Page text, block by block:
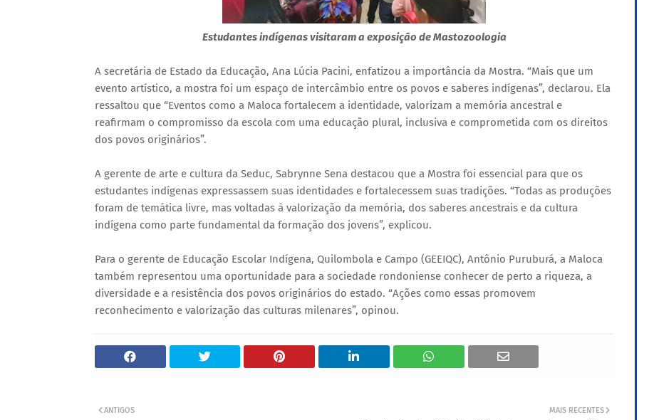
Estudantes indígenas visitaram a exposição de Mastozoologia
A secretária de Estado da Educação, Ana Lúcia Pacini, enfatizou a importância da Mostra. “Mais que um
evento artístico, a mostra foi um espaço de intercâmbio entre os povos e saberes indígenas”, declarou. Ela
ressaltou que “Eventos como a Maloca fortalecem a identidade, valorizam a memória ancestral e
reafirmam o compromisso da escola com uma educação plural, inclusiva e comprometida com os direitos
dos povos originários”.
A gerente de arte e cultura da Seduc, Sabrynne Sena destacou que a Mostra foi essencial para que os
estudantes indígenas expressassem suas identidades e fortalecessem suas tradições. “Todas as produções
foram de temática livre, mas voltadas à valorização da memória, dos saberes ancestrais e da cultura
indígena como parte fundamental da formação dos jovens”, explicou.
Para o gerente de Educação Escolar Indígena, Quilombola e Campo (GEEIQC), Antônio Puruburá, a Maloca
também representou uma oportunidade para a sociedade rondoniense conhecer de perto a riqueza, a
diversidade e a resistência dos povos originários do estado. “Ações como essas promovem
reconhecimento e valorização das culturas milenares”, opinou.
MAIS RECENTES
ANTIGOS